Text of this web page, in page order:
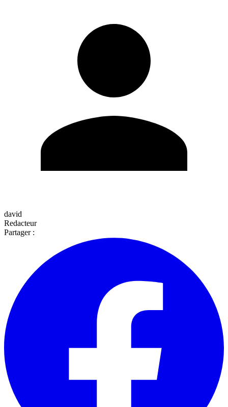
david
Redacteur
Partager :